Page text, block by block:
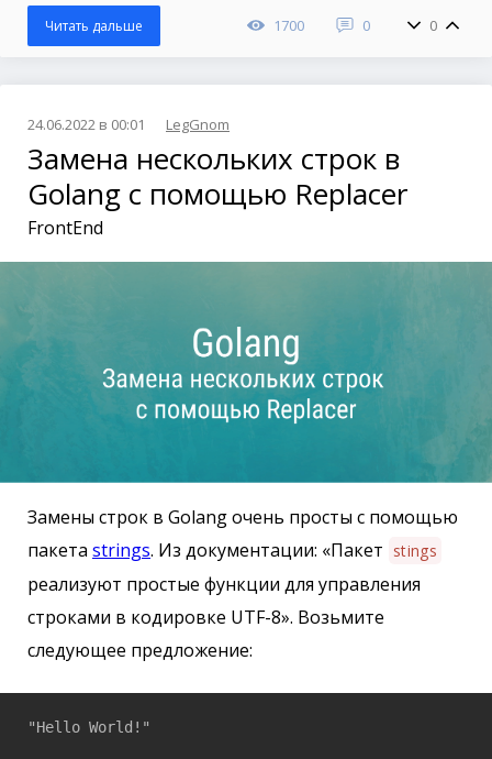
1700 0 0
Читать дальше
24.06.2022 в 00:01 LegGnom
Замена нескольких строк в
Golang с помощью Replacer
FrontEnd
Замены строк в Golang очень просты с помощью
пакета strings. Из документации: «Пакет stings
реализуют простые функции для управления
строками в кодировке UTF-8». Возьмите
следующее предложение: